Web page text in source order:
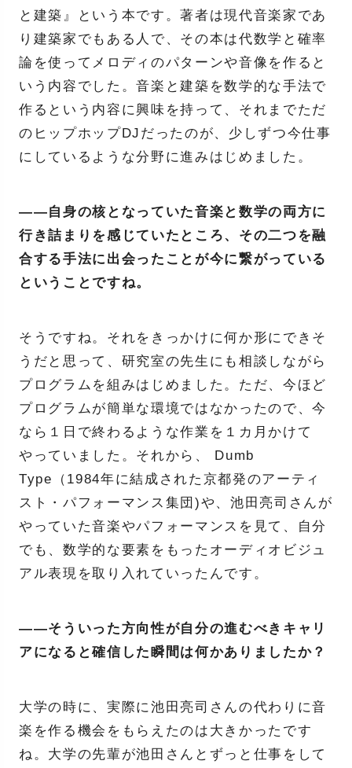
と建築』という本です。著者は現代音楽家であ
り建築家でもある人で、その本は代数学と確率
論を使ってメロディのパターンや音像を作ると
いう内容でした。音楽と建築を数学的な手法で
作るという内容に興味を持って、それまでただ
のヒップホップDJだったのが、少しずつ今仕事
にしているような分野に進みはじめました。
――自身の核となっていた音楽と数学の両方に
行き詰まりを感じていたところ、その二つを融
合する手法に出会ったことが今に繋がっている
ということですね。
そうですね。それをきっかけに何か形にできそ
うだと思って、研究室の先生にも相談しながら
プログラムを組みはじめました。ただ、今ほど
プログラムが簡単な環境ではなかったので、今
なら１日で終わるような作業を１カ月かけて
やっていました。それから、 Dumb
Type（1984年に結成された京都発のアーティ
スト・パフォーマンス集団)や、池田亮司さんが
やっていた音楽やパフォーマンスを見て、自分
でも、数学的な要素をもったオーディオビジュ
アル表現を取り入れていったんです。
――そういった方向性が自分の進むべきキャリ
アになると確信した瞬間は何かありましたか？
大学の時に、実際に池田亮司さんの代わりに音
楽を作る機会をもらえたのは大きかったです
ね。大学の先輩が池田さんとずっと仕事をして